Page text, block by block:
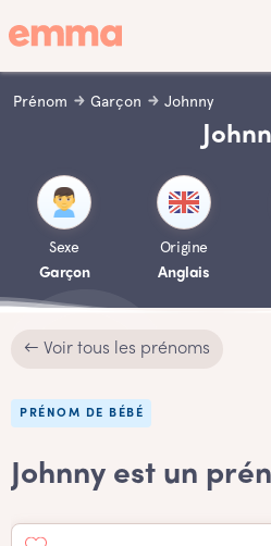
Prénom Garçon Johnny
Sexe
Garçon
Origine
Anglais
← Voir tous les prénoms
PRÉNOM DE BÉBÉ
Johnny est un